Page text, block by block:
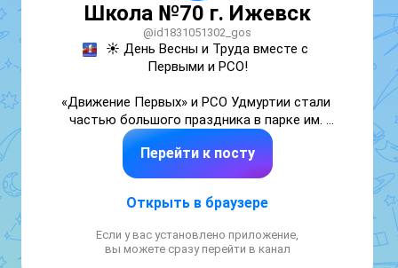
Школа №70 г. Ижевск
@id1831051302_gos
☀️ День Весны и Труда вместе с
Первыми и РСО!
«Движение Первых» и РСО Удмуртии стали
частью большого праздника в парке им.
Кирова. Мы создали интерактивные
площадки, где каждый мог узнать о наших
Команда «Первые школы 70» были в центре
Перейти к посту
Открыть в браузере
Если у вас установлено приложение,
вы можете сразу перейти в канал